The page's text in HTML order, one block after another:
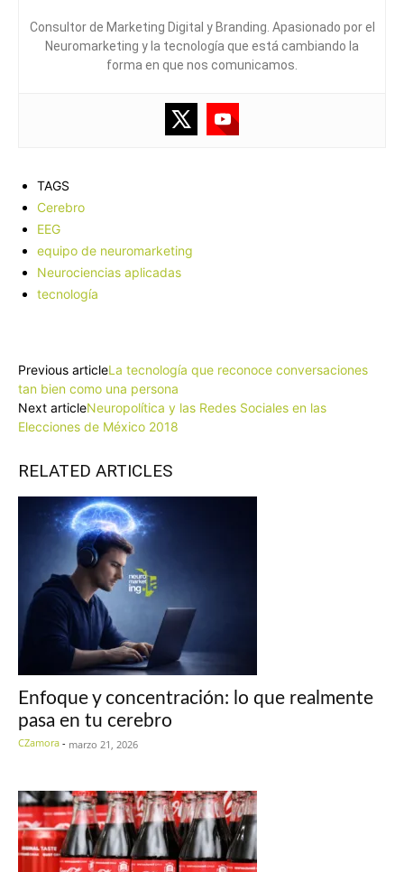
Consultor de Marketing Digital y Branding. Apasionado por el
Neuromarketing y la tecnología que está cambiando la
forma en que nos comunicamos.
TAGS
Cerebro
EEG
equipo de neuromarketing
Neurociencias aplicadas
tecnología
Previous articleLa tecnología que reconoce conversaciones
tan bien como una persona
Next articleNeuropolítica y las Redes Sociales en las
Elecciones de México 2018
RELATED ARTICLES
Enfoque y concentración: lo que realmente
pasa en tu cerebro
CZamora - marzo 21, 2026